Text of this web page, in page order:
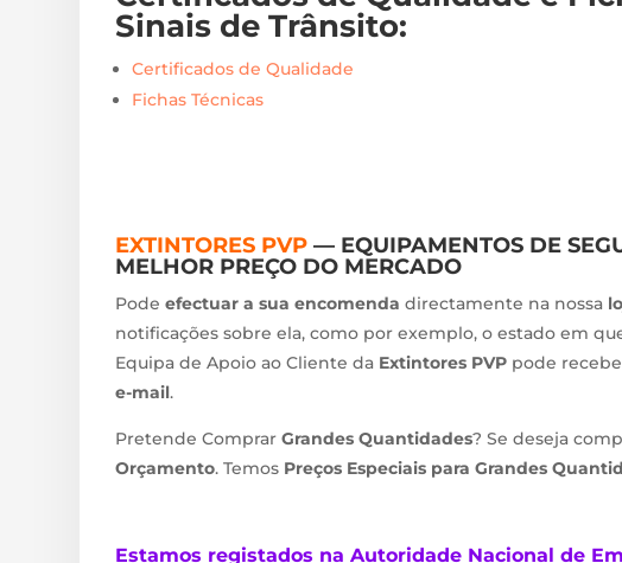
Sinais de Trânsito:
Certificados de Qualidade
Fichas Técnicas
EXTINTORES PVP — EQUIPAMENTOS DE
MELHOR PREÇO DO MERCADO
Podeefectuar a sua encomenda directamente na nossa
notificações sobre ela, como por exemplo, o estado em
Equipa de Apoio ao Cliente da Extintores PVP pode
e-mail.
Pretende ComprarGrandes Quantidades? Se deseja
Orçamento. Temos Preços Especiais para Grandes
Estamos registados na Autoridade Nacional de